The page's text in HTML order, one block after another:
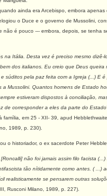
ainda era Arcebispo, embora apenas
o Duce e o governo de Mussolini,
não é pouco --- embora, depois, se tenha
na Itália. Desta vez é preciso mesmo dizê-
dos italianos. Eu creio que Deus queira
súditos pela paz feita com a Igreja (...) E é
a Mussolini. Quantos homens de Estado
estiveram dispostos à conciliação,
de corresponder a eles da parte do
família, em 25 - XII- 39, apud
1989, p. 230).
o historiador, o ex sacerdote Peter
não foi jamais assim filo facista
tão nítidamente como antes. ( ...)
realisticamente se pensarem outras
Rusconi Milano, 1989, p. 227).